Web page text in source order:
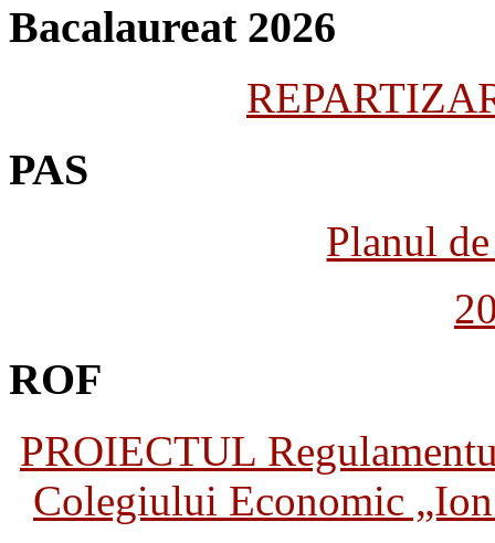
Bacalaureat 2026
PAS
Planul
ROF
PROIECTUL
Colegiului Economic